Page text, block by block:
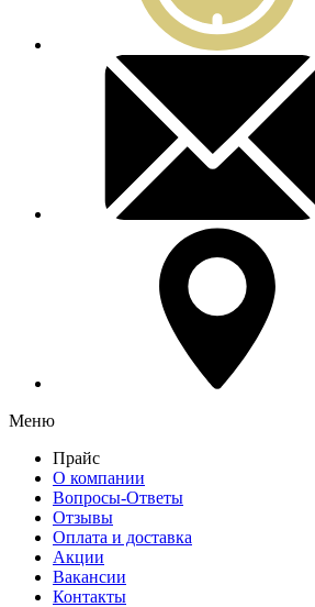
Меню
Прайс
О компании
Вопросы-Ответы
Отзывы
Оплата и доставка
Акции
Вакансии
Контакты